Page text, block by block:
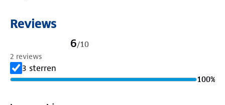
onderhoud. Gebruik een alkalivrij wasmiddel en was
op 30 graden. Is je kleding aan vervanging toe?
Lever het in bij onze winkels. Wij geven er een
nieuwe bestemming aan.
Reviews
6/10
2 reviews
3 sterren
100%